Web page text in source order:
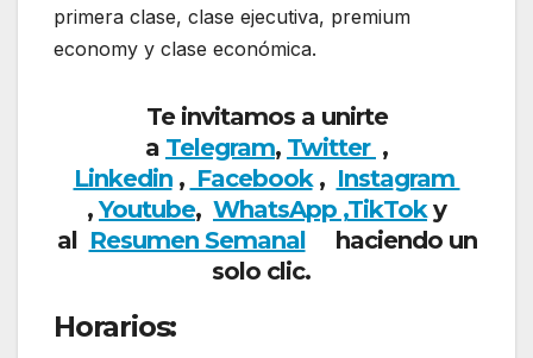
primera clase, clase ejecutiva, premium
economy y clase económica.
Te invitamos a unirte
a Telegram, Twitter ,
Linkedin, Facebook, Instagram
,Youtube, WhatsApp ,TikToky
al Resumen Semanalhaciendo un
solo clic.
Horarios: